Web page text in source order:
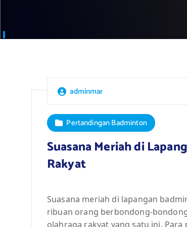
adminmar
Pertandingan Badminton
Suasana Meriah di
Rakyat
Suasana meriah di lapangan
ribuan orang berbondong-
olahraga rakyat yang satu ini.